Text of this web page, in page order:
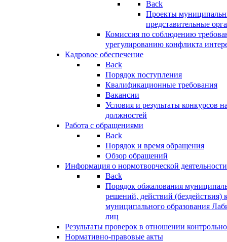
Back
Проекты
представительные
Комиссия по соблюдению
урегулированию конфликта
Кадровое обеспечение
Back
Порядок поступления
Квалификационные требования
Вакансии
Условия и результаты конкурсов
должностей
Работа с обращениями
Back
Порядок и время обращения
Обзор обращений
Информация о нормотворческой деятельности
Back
Порядок обжалования
решений, действий (бездействия)
муниципального образования
лиц
Результаты проверок в отношении
Нормативно-правовые акты